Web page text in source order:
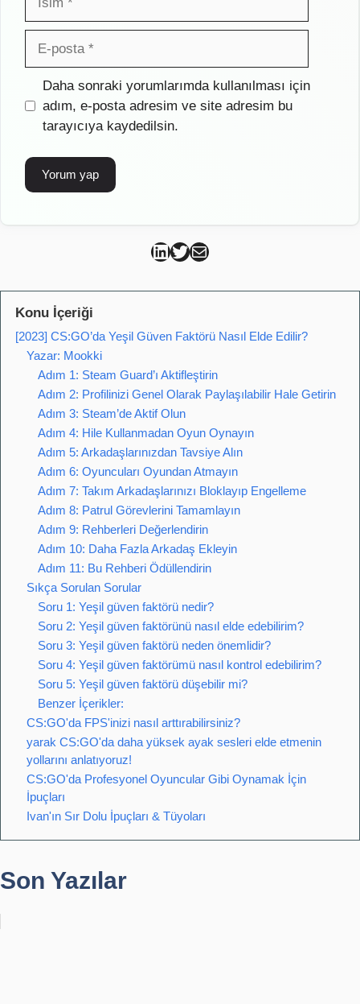
posta
İnternet
sitesi
Daha sonraki yorumlarımda kullanılması için
adım, e-posta adresim ve site adresim bu
tarayıcıya kaydedilsin.
Can Kütahya Linkedin
Can Kütahya Twitter
Can Kütahya Mail
Konu İçeriği
[2023] CS:GO’da Yeşil Güven Faktörü Nasıl Elde Edilir?
Yazar: Mookki
Adım 1: Steam Guard’ı Aktifleştirin
Adım 2: Profilinizi Genel Olarak Paylaşılabilir Hale Getirin
Adım 3: Steam’de Aktif Olun
Adım 4: Hile Kullanmadan Oyun Oynayın
Adım 5: Arkadaşlarınızdan Tavsiye Alın
Adım 6: Oyuncuları Oyundan Atmayın
Adım 7: Takım Arkadaşlarınızı Bloklayıp Engelleme
Adım 8: Patrul Görevlerini Tamamlayın
Adım 9: Rehberleri Değerlendirin
Adım 10: Daha Fazla Arkadaş Ekleyin
Adım 11: Bu Rehberi Ödüllendirin
Sıkça Sorulan Sorular
Soru 1: Yeşil güven faktörü nedir?
Soru 2: Yeşil güven faktörünü nasıl elde edebilirim?
Soru 3: Yeşil güven faktörü neden önemlidir?
Soru 4: Yeşil güven faktörümü nasıl kontrol edebilirim?
Soru 5: Yeşil güven faktörü düşebilir mi?
Benzer İçerikler:
CS:GO'da FPS'inizi nasıl arttırabilirsiniz?
yarak CS:GO'da daha yüksek ayak sesleri elde etmenin
yollarını anlatıyoruz!
CS:GO'da Profesyonel Oyuncular Gibi Oynamak İçin
İpuçları
Ivan'ın Sır Dolu İpuçları & Tüyoları
Son Yazılar